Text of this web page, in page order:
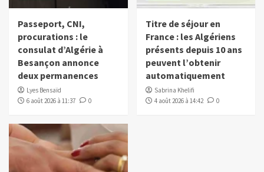
Passeport, CNI,
procurations : le
consulat d’Algérie à
Besançon annonce
deux permanences
Lyes Bensaïd
6 août 2026 à 11:37
0
Titre de séjour en
France : les Algériens
présents depuis 10 ans
peuvent l’obtenir
automatiquement
Sabrina Khelifi
4 août 2026 à 14:42
0